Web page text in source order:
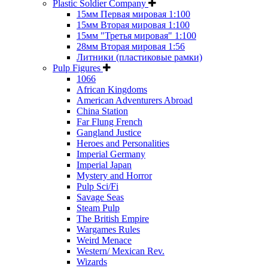
Plastic Soldier Company
15мм Первая мировая 1:100
15мм Вторая мировая 1:100
15мм "Третья мировая" 1:100
28мм Вторая мировая 1:56
Литники (пластиковые рамки)
Pulp Figures
1066
African Kingdoms
American Adventurers Abroad
China Station
Far Flung French
Gangland Justice
Heroes and Personalities
Imperial Germany
Imperial Japan
Mystery and Horror
Pulp Sci/Fi
Savage Seas
Steam Pulp
The British Empire
Wargames Rules
Weird Menace
Western/ Mexican Rev.
Wizards